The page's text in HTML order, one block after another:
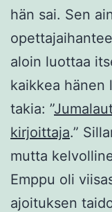
hän sai. Sen
aloin luottaa
kaikkea hänen
takia: ”
kirjoittaja.”
mutta
Emppu oli
ajoituksen